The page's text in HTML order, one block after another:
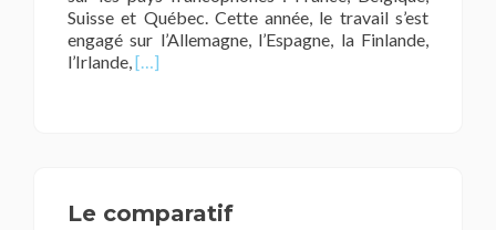
Suisse et Québec. Cette année, le travail s’est
engagé sur l’Allemagne, l’Espagne, la Finlande,
l’Irlande,En
[…]
Le comparatif